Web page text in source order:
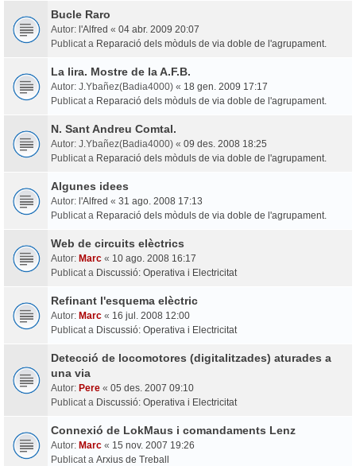
Bucle Raro
Autor: l'Alfred « 04 abr. 2009 20:07
Publicat a Reparació dels mòduls de via doble de l'agrupament.
La lira. Mostre de la A.F.B.
Autor: J.Ybañez(Badia4000) « 18 gen. 2009 17:17
Publicat a Reparació dels mòduls de via doble de l'agrupament.
N. Sant Andreu Comtal.
Autor: J.Ybañez(Badia4000) « 09 des. 2008 18:25
Publicat a Reparació dels mòduls de via doble de l'agrupament.
Algunes idees
Autor: l'Alfred « 31 ago. 2008 17:13
Publicat a Reparació dels mòduls de via doble de l'agrupament.
Web de circuits elèctrics
Autor: Marc « 10 ago. 2008 16:17
Publicat a Discussió: Operativa i Electricitat
Refinant l'esquema elèctric
Autor: Marc « 16 jul. 2008 12:00
Publicat a Discussió: Operativa i Electricitat
Detecció de locomotores (digitalitzades) aturades a
una via
Autor: Pere « 05 des. 2007 09:10
Publicat a Discussió: Operativa i Electricitat
Connexió de LokMaus i comandaments Lenz
Autor: Marc « 15 nov. 2007 19:26
Publicat a Arxius de Treball